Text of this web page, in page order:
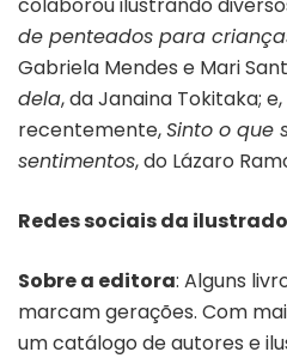
de penteados para
Gabriela Mendes e Mari
dela, da Janaina Tokitaka;
recentemente,Sinto o que
sentimentos, do Lázaro
Redes sociais da
Sobre a editora: Alguns
marcam gerações. Com
um catálogo de autores e